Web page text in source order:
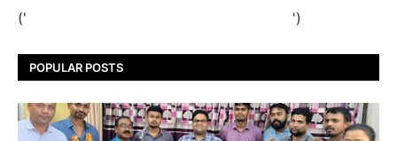
(' ')
POPULAR POSTS